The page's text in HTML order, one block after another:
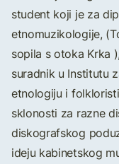
student koji je za
etnomuzikologije,
sopila s otoka Krka
suradnik u Institutu
etnologiju i
sklonosti za razne
diskografskog
ideju kabinetskog